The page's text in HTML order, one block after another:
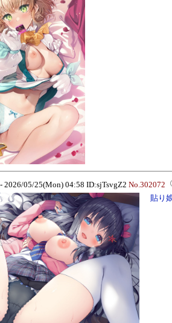
- 2026/05/25(Mon) 04:58 ID:sjTsvgZ2 No.302072
貼り